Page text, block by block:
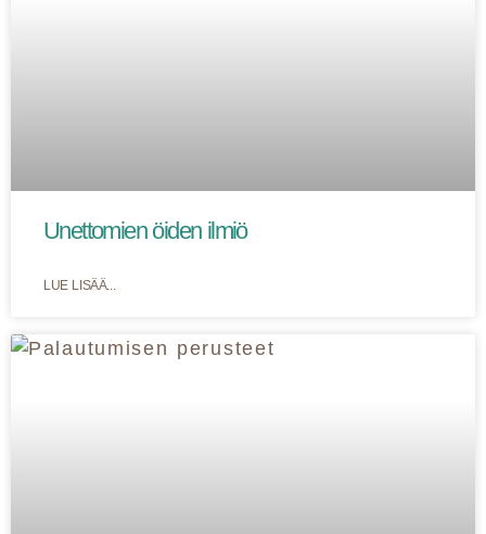
Unettomien öiden ilmiö
LUE LISÄÄ...